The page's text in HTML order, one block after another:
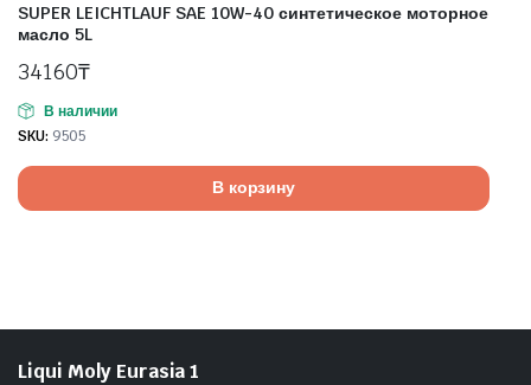
SUPER LEICHTLAUF SAE 10W-40 синтетическое моторное
масло 5L
34160₸
В наличии
SKU: 9505
В корзину
Liqui Moly Eurasia 1